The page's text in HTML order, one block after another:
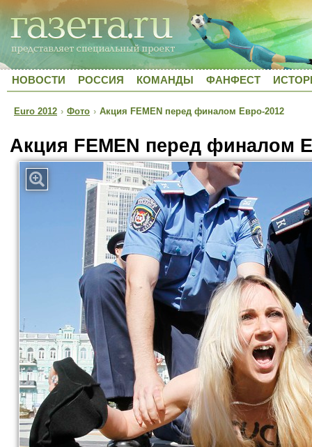
НОВОСТИ РОССИЯ КОМАНДЫ ФАНФЕСТ
Euro 2012 › Фото › Акция FEMEN перед финалом Евро-2012
Акция FEMEN перед финалом